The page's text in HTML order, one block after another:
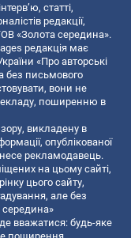
статті,
редакції,
«Золота середина».
редакція має
«Про авторські
без письмового
вони не
поширенню в
викладену в
опублікованої
несе рекламодавець.
на цьому сайті,
цього сайту,
але без
середина»
вважатися: будь-яке